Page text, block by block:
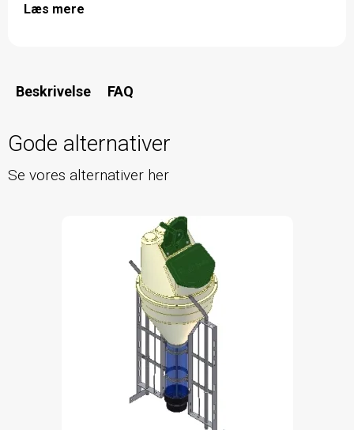
Læs mere
Beskrivelse FAQ
Gode alternativer
Se vores alternativer her